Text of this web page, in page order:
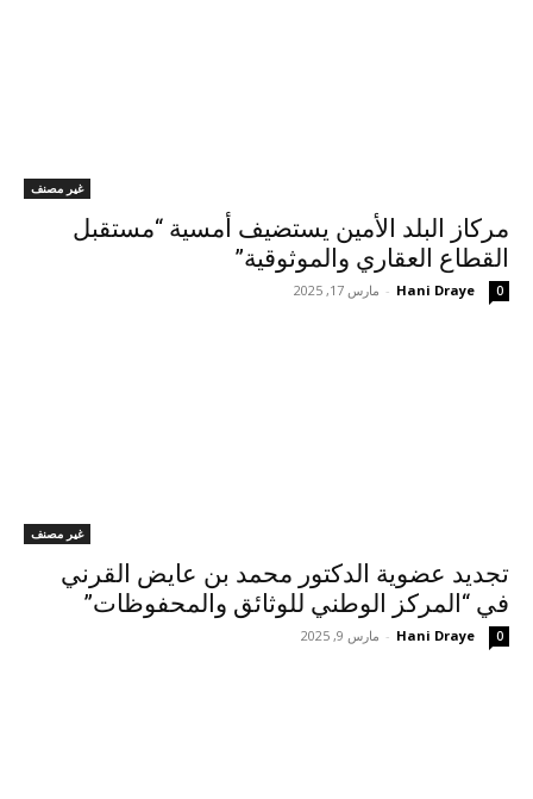
غير مصنف
مركاز البلد الأمين يستضيف أمسية “مستقبل
القطاع العقاري والموثوقية”
Hani Draye
- مارس 17, 2025 0
غير مصنف
تجديد عضوية الدكتور محمد بن عايض القرني
في “المركز الوطني للوثائق والمحفوظات”
Hani Draye
- مارس 9, 2025 0